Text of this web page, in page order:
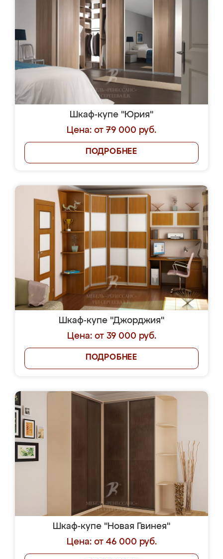
Шкаф-купе "Юрия"
Цена: от 79 000 руб.
ПОДРОБНЕЕ
Шкаф-купе "Джорджия"
Цена: от 39 000 руб.
ПОДРОБНЕЕ
Шкаф-купе "Новая Гвинея"
Цена: от 46 000 руб.